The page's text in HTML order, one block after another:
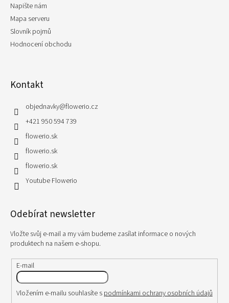
Napište nám
Mapa serveru
Slovník pojmů
Hodnocení obchodu
Kontakt
objednavky@flowerio.cz
+421 950 594 739
flowerio.sk
flowerio.sk
flowerio.sk
Youtube Flowerio
Odebírat newsletter
Vložte svůj e-mail a my vám budeme zasílat informace o nových
produktech na našem e-shopu.
E-mail
Vložením e-mailu souhlasíte spodmínkami ochrany osobních údajů